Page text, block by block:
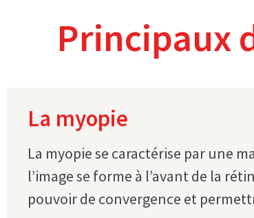
Principaux
La myopie
La myopie se caractérise par une
l’image se forme à l’avant de la
pouvoir de convergence et